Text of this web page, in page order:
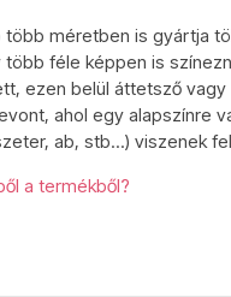
méretben is gyártja
féle képpen is
ezen belül áttetsző vagy
ahol egy alapszínre
ab, stb...) viszenek
a termékből?